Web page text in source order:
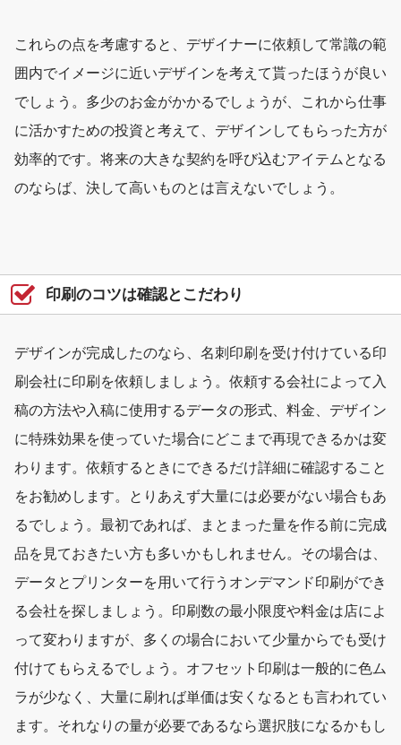
これらの点を考慮すると、デザイナーに依頼して常識の範
囲内でイメージに近いデザインを考えて貰ったほうが良い
でしょう。多少のお金がかかるでしょうが、これから仕事
に活かすための投資と考えて、デザインしてもらった方が
効率的です。将来の大きな契約を呼び込むアイテムとなる
のならば、決して高いものとは言えないでしょう。
印刷のコツは確認とこだわり
デザインが完成したのなら、名刺印刷を受け付けている印
刷会社に印刷を依頼しましょう。依頼する会社によって入
稿の方法や入稿に使用するデータの形式、料金、デザイン
に特殊効果を使っていた場合にどこまで再現できるかは変
わります。依頼するときにできるだけ詳細に確認すること
をお勧めします。とりあえず大量には必要がない場合もあ
るでしょう。最初であれば、まとまった量を作る前に完成
品を見ておきたい方も多いかもしれません。その場合は、
データとプリンターを用いて行うオンデマンド印刷ができ
る会社を探しましょう。印刷数の最小限度や料金は店によ
って変わりますが、多くの場合において少量からでも受け
付けてもらえるでしょう。オフセット印刷は一般的に色ム
ラが少なく、大量に刷れば単価は安くなるとも言われてい
ます。それなりの量が必要であるなら選択肢になるかもし